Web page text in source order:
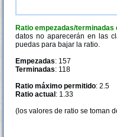
Ratio empezadas/
datos no aparecerán en las
puedas para bajar la ratio.
Empezadas: 157
Terminadas: 118
Ratio máximo permitido: 2.5
Ratio actual : 1.33
(los valores de ratio se toman